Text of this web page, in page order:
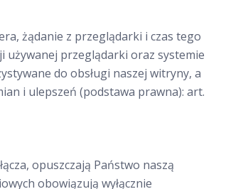
żądanie z przeglądarki i czas tego
używanej przeglądarki oraz systemie
do obsługi naszej witryny, a
i ulepszeń (podstawa prawna): art.
opuszczają Państwo naszą
obowiązują wyłącznie